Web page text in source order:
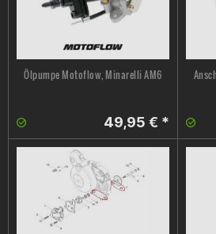
Ölpumpe Motoflow, Minarelli AM6
49,95 € *